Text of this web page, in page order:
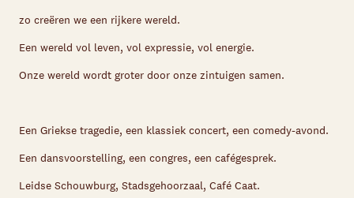
zo creëren we een rijkere wereld.
Een wereld vol leven, vol expressie, vol energie.
Onze wereld wordt groter door onze zintuigen samen.
Een Griekse tragedie, een klassiek concert, een comedy-avond.
Een dansvoorstelling, een congres, een cafégesprek.
Leidse Schouwburg, Stadsgehoorzaal, Café Caat.